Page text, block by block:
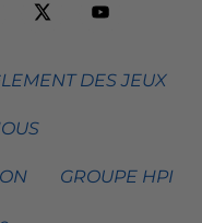
DES JEUX
GROUPE HPI